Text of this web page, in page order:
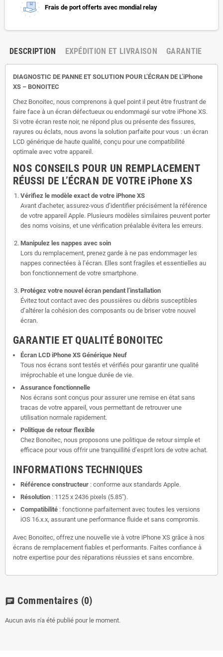
Frais de port offerts avec mondial relay
DESCRIPTION EXPÉDITION ET LIVRAISON GARANTIE
DIAGNOSTIC DE PANNE ET SOLUTION POUR L’ÉCRAN DE L’iPhone
XS – BONOITEC
Chez Bonoitec, nous comprenons à quel point il peut être frustrant de
faire face à un écran défectueux ou endommagé sur votre iPhone XS.
Si votre écran reste noir, ne répond plus ou présente des fissures,
rayures ou éclats, nous avons la solution parfaite pour vous : un écran
LCD générique de haute qualité, conçu pour une compatibilité
optimale avec votre appareil.
NOS CONSEILS POUR UN REMPLACEMENT
RÉUSSI DE L’ÉCRAN DE VOTRE iPhone XS
Vérifiez le modèle exact de votre iPhone XS
Avant d'acheter, assurez-vous d’identifier précisément la référence
de votre appareil Apple. Plusieurs modèles similaires peuvent porter
des noms voisins, et une vérification préalable évitera les erreurs.
Manipulez les nappes avec soin
Lors du remplacement, prenez garde à ne pas endommager les
nappes connectées à l’écran. Elles sont fragiles et essentielles au
bon fonctionnement de votre smartphone.
Protégez votre nouvel écran pendant l’installation
Évitez tout contact avec des poussières ou débris susceptibles
d’altérer la cohésion des composants ou de briser votre nouvel
écran.
GARANTIE ET QUALITÉ BONOITEC
Écran LCD iPhone XS Générique Neuf
Tous nos écrans sont testés et vérifiés pour garantir une qualité
irréprochable et une longue durée de vie.
Assurance fonctionnelle
Nos écrans sont conçus pour assurer une remise en état sans
tracas de votre appareil, vous permettant de retrouver une
utilisation normale rapidement.
Politique de retour flexible
Chez Bonoitec, nous proposons une politique de retour simple et
efficace pour vous offrir une tranquillité d’esprit lors de votre achat.
INFORMATIONS TECHNIQUES
Référence constructeur : conforme aux standards Apple.
Résolution : 1125 x 2436 pixels (5.85").
Compatibilité : fonctionne parfaitement avec toutes les versions
iOS 16.x.x, assurant une performance fluide et sans compromis.
Avec Bonoitec, offrez une nouvelle vie à votre iPhone XS grâce à nos
écrans de remplacement fiables et performants. Faites confiance à
notre expertise pour des réparations réussies et sans encombre.
chat Commentaires (0)
Aucun avis n'a été publié pour le moment.